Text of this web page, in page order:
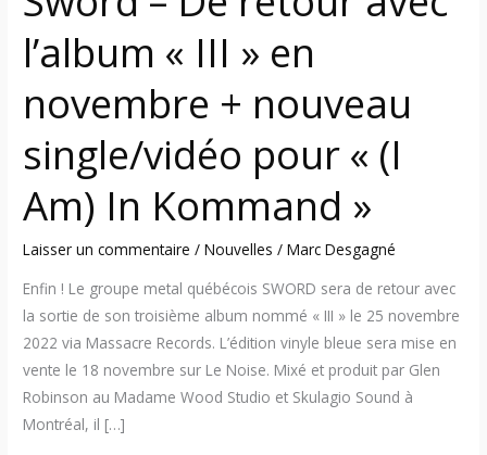
l’album « III » en
novembre + nouveau
single/vidéo pour « (I
Am) In Kommand »
Laisser un commentaire /Nouvelles /Marc Desgagné
Enfin ! Le groupe metal québécois SWORD sera de retour avec
la sortie de son troisième album nommé « III » le 25 novembre
2022 via Massacre Records. L’édition vinyle bleue sera mise en
vente le 18 novembre sur Le Noise. Mixé et produit par Glen
Robinson au Madame Wood Studio et Skulagio Sound à
Montréal, il […]
Am)
Kommand »